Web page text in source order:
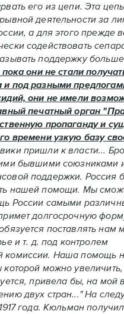
его из цепи. Эта
деятельности за
а для этого прежде
содействовать
поддержку
они не стали
под разными
они не имели
печатный орган
пропаганду и
времени узкую базу
пришли к власти...
бывшими союзниками
поддержки. Россия
нашей помощи. Мы
России самыми
долгосрочную
поставлять нам
и т. д. под контролем
комиссии. Наша помощь
можно
привела бы, на мой
двух стран..." На
года. Кюльман получил